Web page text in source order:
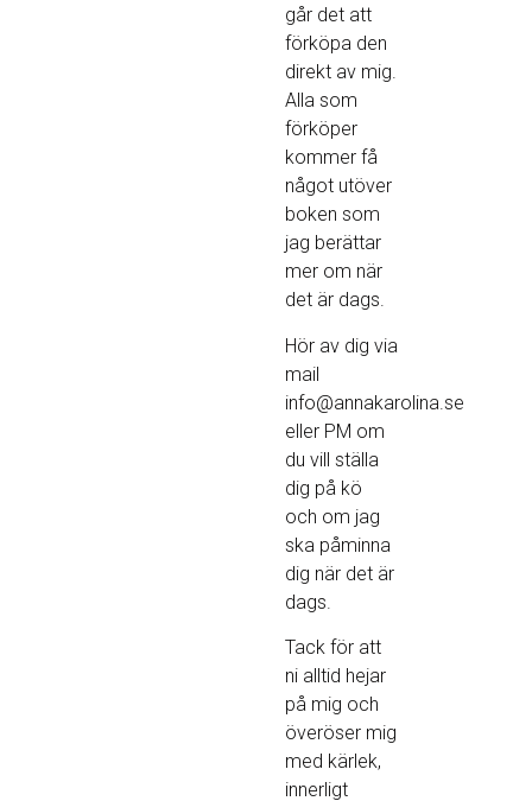
går det att
förköpa den
direkt av mig.
Alla som
förköper
kommer få
något utöver
boken som
jag berättar
mer om när
det är dags.
Hör av dig via
mail
info@annakarolina.se
eller PM om
du vill ställa
dig på kö
och om jag
ska påminna
dig när det är
dags.
Tack för att
ni alltid hejar
på mig och
överöser mig
med kärlek,
innerligt